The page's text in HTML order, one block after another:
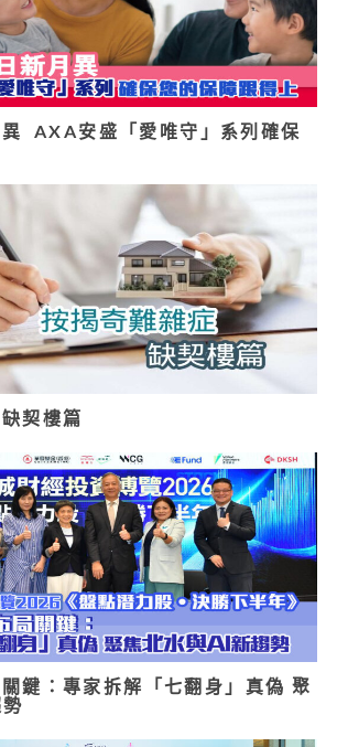
AXA安盛「愛唯守」系列確保
契樓篇
鍵：專家拆解「七翻身」真偽 聚